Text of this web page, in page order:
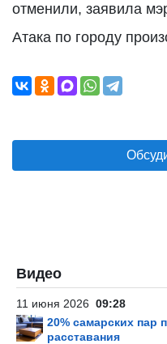
отменили, заявила
Атака по городу
Видео
11 июня 2026 09:28
20% самарских пар
расставания